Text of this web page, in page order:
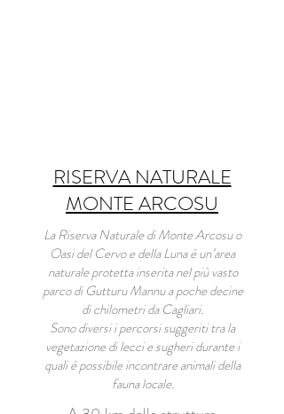
RISERVA NATURALE
MONTE ARCOSU
La Riserva Naturale di Monte Arcosu o
Oasi del Cervo e della Luna é un’area
naturale protetta inserita nel più vasto
parco di Gutturu Mannu a poche decine
di chilometri da Cagliari.
Sono diversi i percorsi suggeriti tra la
vegetazione di lecci e sugheri durante i
quali é possibile incontrare animali della
fauna locale.